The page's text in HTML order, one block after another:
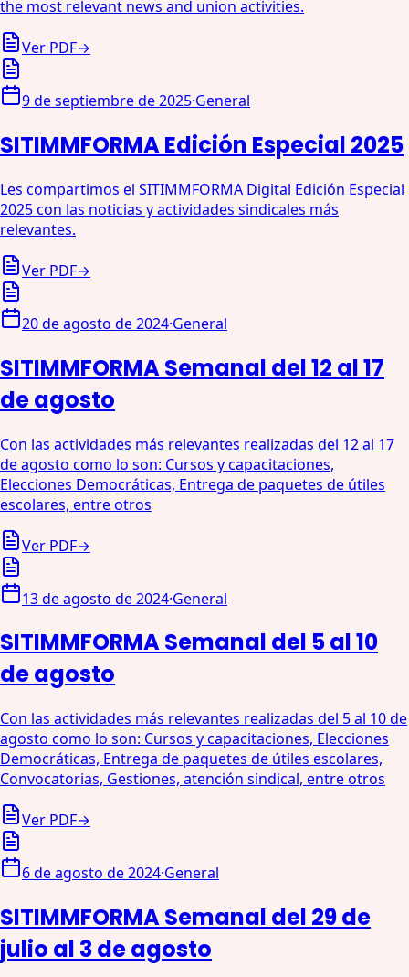
the most relevant news and union activities.
Ver PDF→
9 de septiembre de 2025·General
SITIMMFORMA Edición Especial 2025
Les compartimos el SITIMMFORMA Digital Edición Especial
2025 con las noticias y actividades sindicales más
relevantes.
Ver PDF→
20 de agosto de 2024·General
SITIMMFORMA Semanal del 12 al 17
de agosto
Con las actividades más relevantes realizadas del 12 al 17
de agosto como lo son: Cursos y capacitaciones,
Elecciones Democráticas, Entrega de paquetes de útiles
escolares, entre otros
Ver PDF→
13 de agosto de 2024·General
SITIMMFORMA Semanal del 5 al 10
de agosto
Con las actividades más relevantes realizadas del 5 al 10 de
agosto como lo son: Cursos y capacitaciones, Elecciones
Democráticas, Entrega de paquetes de útiles escolares,
Convocatorias, Gestiones, atención sindical, entre otros
Ver PDF→
6 de agosto de 2024·General
SITIMMFORMA Semanal del 29 de
julio al 3 de agosto